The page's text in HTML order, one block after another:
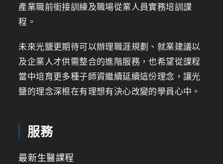
產業職前銜接訓練及職場從業人員實務培訓課
程。
未來光鹽更期待可以辦理職涯規劃、就業建議以
及企業人才供需整合的進階服務，也希望從課程
當中培育更多種子師資繼續延續這份理念，讓光
鹽的理念深根在有理想有決心改變的學員心中。
服務
最新生醫課程